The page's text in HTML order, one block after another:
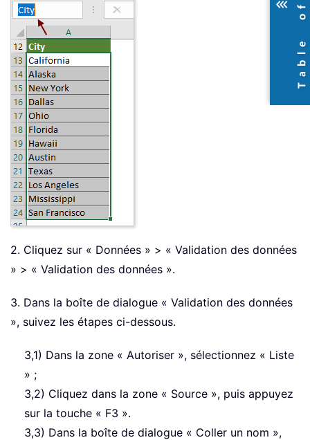
2. Cliquez sur « Données » > « Validation des données
» > « Validation des données ».
3. Dans la boîte de dialogue « Validation des données
», suivez les étapes ci-dessous.
3,1) Dans la zone « Autoriser », sélectionnez « Liste
» ;
3,2) Cliquez dans la zone « Source », puis appuyez
sur la touche « F3 ».
3,3) Dans la boîte de dialogue « Coller un nom »,